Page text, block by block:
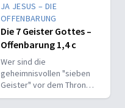
JA JESUS – DIE
OFFENBARUNG
Die 7 Geister Gottes –
Offenbarung 1,4 c
Wer sind die
geheimnisvollen "sieben
Geister" vor dem Thron
Gottes? Entdecken Sie die